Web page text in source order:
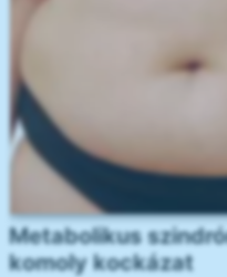
Metabolikus
komoly kockázat